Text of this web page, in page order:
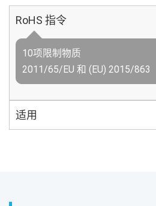
RoHS 指令
10项限制物质
2011/65/EU 和 (EU) 2015/863
适用